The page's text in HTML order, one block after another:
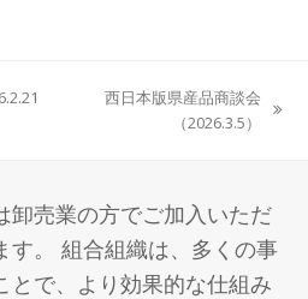
西日本版県産品商談会
（2026.3.5）
卸売業の方でご加入いただ
す。 組合組織は、多くの事
とで、より効果的な仕組み